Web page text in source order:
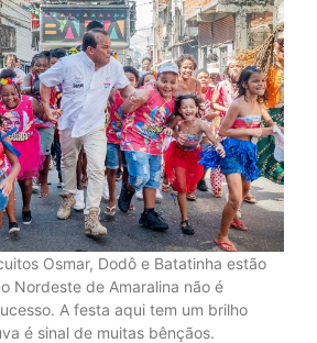
Osmar, Dodô e Batatinha estão
Nordeste de Amaralina não é
A festa aqui tem um brilho
é sinal de muitas bênçãos.